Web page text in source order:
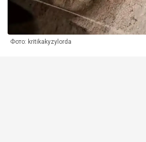
Фото: kritikakyzylorda